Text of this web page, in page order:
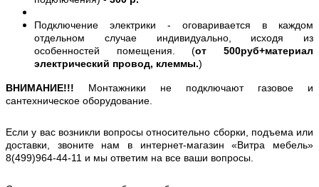
Подключение электрики - оговаривается в каждом
отдельном случае индивидуально, исходя из
особенностей помещения. (от 500руб+материал
электрический провод, клеммы.)
ВНИМАНИЕ!!! Монтажники не подключают газовое и
сантехническое оборудование.
Если у вас возникли вопросы относительно сборки, подъема или
доставки, звоните нам в интернет-магазин «Витра мебель»
8(499)964-44-11 и мы ответим на все ваши вопросы.